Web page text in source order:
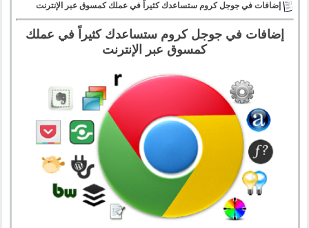
إضافات في جوجل كروم ستساعدك كثيراً في عملك كمسوق عبر الإنترنت
إضافات في جوجل كروم ستساعدك كثيراً في عملك
كمسوق عبر الإنترنت